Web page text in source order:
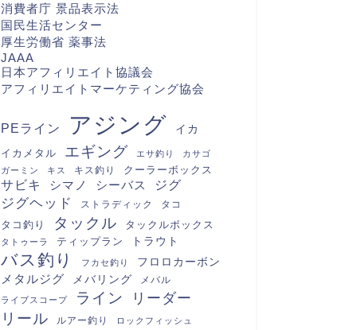
消費者庁 景品表示法
国民生活センター
厚生労働省 薬事法
JAAA
日本アフィリエイト協議会
アフィリエイトマーケティング協会
PEライン アジング イカ
イカメタル エギング エサ釣り
カサゴ
ガーミン
キス キス釣り クーラーボックス
サビキ シマノ シーバス ジグ
ジグヘッド ストラディック タコ
タコ釣り タックル タックルボックス
タトゥーラ ティップラン トラウト
バス釣り フカセ釣り フロロカーボン
メタルジグ メバリング メバル
ライブスコープ ライン リーダー
リール ルアー釣り ロックフィッシュ